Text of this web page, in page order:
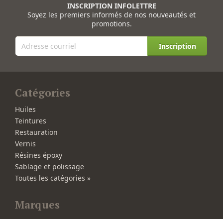
INSCRIPTION INFOLETTRE
Soyez les premiers informés de nos nouveautés et
promotions.
Inscription
Catégories
Huiles
Teintures
Restauration
Vernis
Résines époxy
Sablage et polissage
Toutes les catégories »
Marques